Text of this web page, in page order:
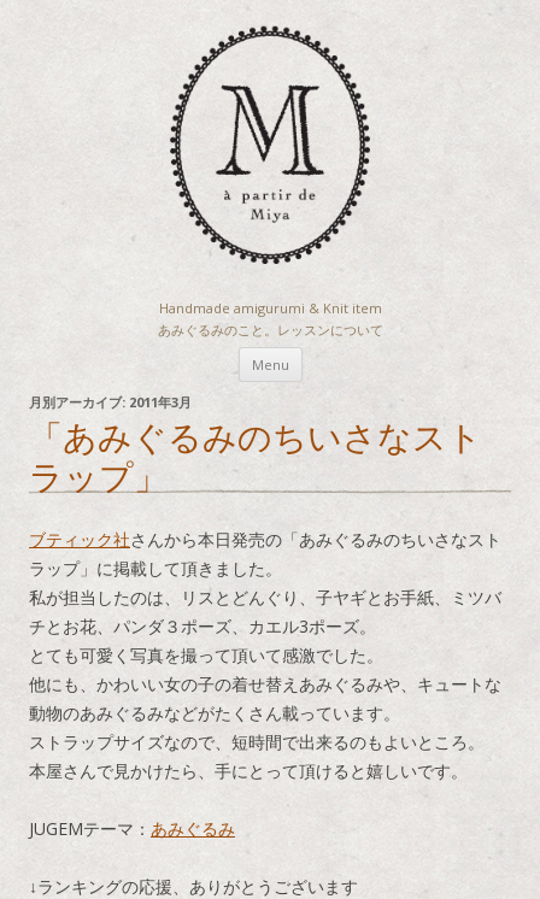
Handmade amigurumi & Knit item
あみぐるみのこと。レッスンについて
Menu
テ
ツ
へ
キ
ッ
プ
月別アーカイブ: 2011年3月
「あみぐるみのちいさなスト
ラップ」
ブティック社さんから本日発売の「あみぐるみのちいさなスト
ラップ」に掲載して頂きました。
私が担当したのは、リスとどんぐり、子ヤギとお手紙、ミツバ
チとお花、パンダ３ポーズ、カエル3ポーズ。
とても可愛く写真を撮って頂いて感激でした。
他にも、かわいい女の子の着せ替えあみぐるみや、キュートな
動物のあみぐるみなどがたくさん載っています。
ストラップサイズなので、短時間で出来るのもよいところ。
本屋さんで見かけたら、手にとって頂けると嬉しいです。
JUGEMテーマ： あみぐるみ
↓ランキングの応援、ありがとうございます